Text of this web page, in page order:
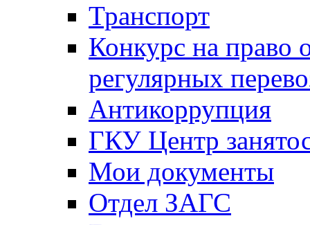
Транспорт
Конкурс на право
регулярных
Антикоррупция
ГКУ Центр
Мои документы
Отдел ЗАГС